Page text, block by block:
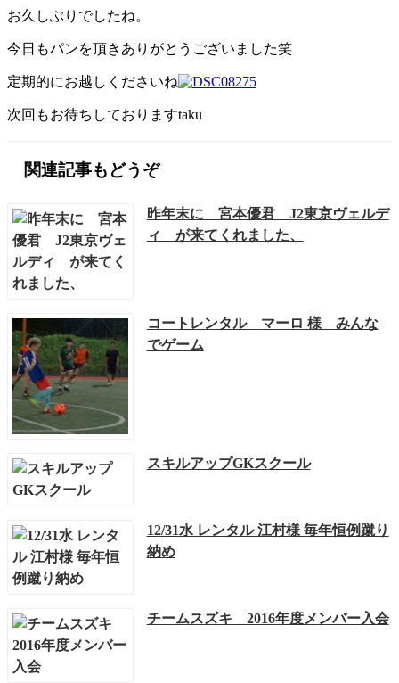
お久しぶりでしたね。
今日もパンを頂きありがとうございました笑
定期的にお越しくださいね
次回もお待ちしておりますtaku
関連記事もどうぞ
昨年末に 宮本優君 J2東京ヴェルデ
ィ が来てくれました、
コートレンタル マーロ 様 みんな
でゲーム
スキルアップGKスクール
12/31水 レンタル 江村様 毎年恒例蹴り
納め
チームスズキ 2016年度メンバー入会